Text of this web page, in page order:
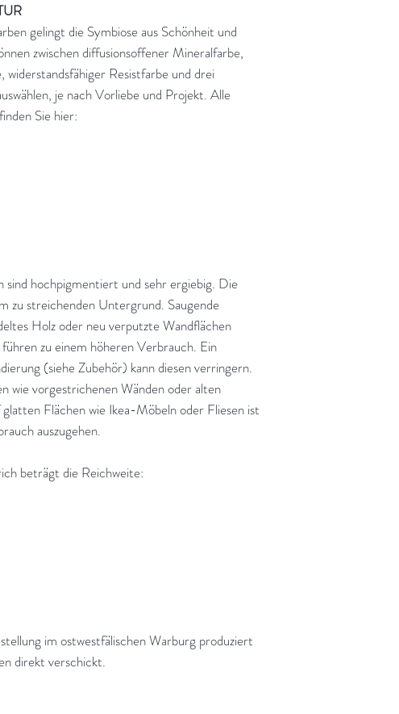
gelingt die Symbiose aus Schönheit und
zwischen diffusionsoffener Mineralfarbe,
Resistfarbe und drei
je nach Vorliebe und Projekt. Alle
Sie hier:
sind hochpigmentiert und sehr ergiebig. Die
zu streichenden Untergrund. Saugende
Holz oder neu verputzte Wandflächen
zu einem höheren Verbrauch. Ein
(siehe Zubehör) kann diesen verringern.
wie vorgestrichenen Wänden oder alten
Flächen wie Ikea-Möbeln oder Fliesen ist
auszugehen.
beträgt die Reichweite:
im ostwestfälischen Warburg produziert
direkt verschickt.